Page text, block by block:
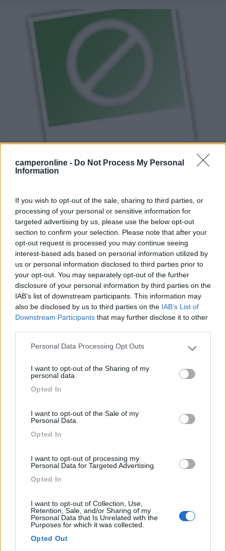
camperonline - Do Not Process My Personal
Information
If you wish to opt-out of the sale, sharing to third parties, or
processing of your personal or sensitive information for
targeted advertising by us, please use the below opt-out
section to confirm your selection. Please note that after your
opt-out request is processed you may continue seeing
interest-based ads based on personal information utilized by
us or personal information disclosed to third parties prior to
your opt-out. You may separately opt-out of the further
disclosure of your personal information by third parties on the
IAB’s list of downstream participants. This information may
also be disclosed by us to third parties on the IAB’s List of
Downstream Participants that may further disclose it to other
Please note that this website/app uses one or more Google
not limited to your visit or usage behaviour. You may click to
grant or deny consent to Google and its third-party tags to
use your data for below specified purposes in below Google
Personal Data Processing Opt Outs
I want to opt-out of the Sharing of my
personal data.
Opted In
I want to opt-out of the Sale of my
Personal Data.
Opted In
I want to opt-out of processing my
Personal Data for Targeted Advertising.
Opted In
I want to opt-out of Collection, Use,
Retention, Sale, and/or Sharing of my
Personal Data that Is Unrelated with the
Purposes for which it was collected.
Opted Out
Ges Thermobile RIS265
riscaldamento
Presso un'officina di
assistenza specializzata
Ad occhi chiusi, è un ottimo accessorio
marvas 24/05/2010
Eberspaecher Hydronic d4
Voto : 9
Sezione
riscaldamento
Installazione
Ad occhi chiusi, è un ottimo accessorio
ciopex